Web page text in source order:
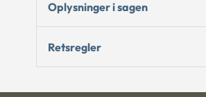
Oplysninger i sagen
Retsregler